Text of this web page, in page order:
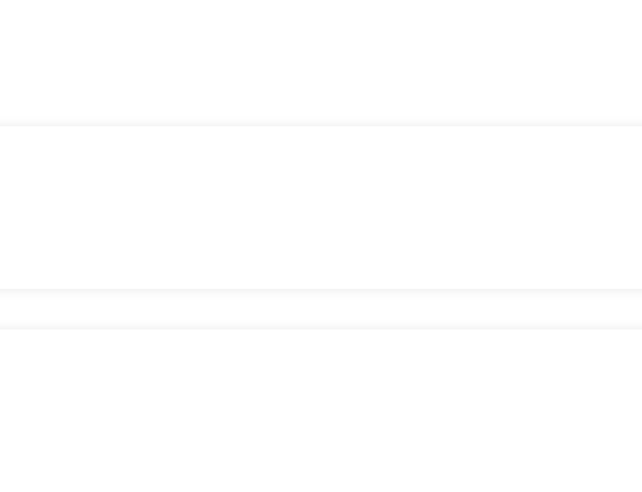
sans complications.
du marché.
des plateformes et des dApps.